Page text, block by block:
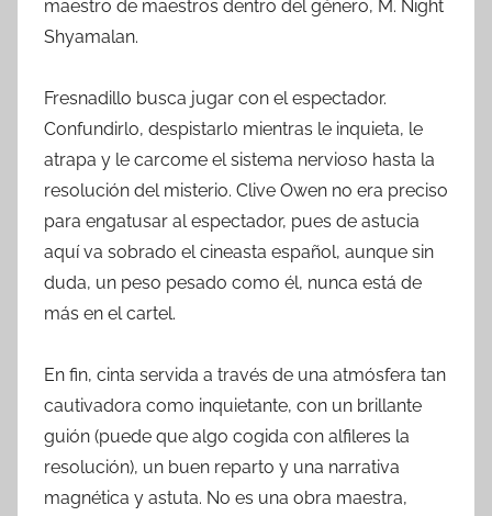
maestro de maestros dentro del género, M. Night
Shyamalan.
Fresnadillo busca jugar con el espectador.
Confundirlo, despistarlo mientras le inquieta, le
atrapa y le carcome el sistema nervioso hasta la
resolución del misterio. Clive Owen no era preciso
para engatusar al espectador, pues de astucia
aquí va sobrado el cineasta español, aunque sin
duda, un peso pesado como él, nunca está de
más en el cartel.
En fin, cinta servida a través de una atmósfera tan
cautivadora como inquietante, con un brillante
guión (puede que algo cogida con alfileres la
resolución), un buen reparto y una narrativa
magnética y astuta. No es una obra maestra,